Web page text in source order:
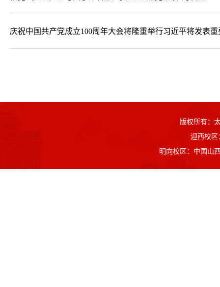
庆祝中国共产党成立100周年大会将隆重举行习近平将发表重
版权所有：
迎西校区
明向校区：中国山